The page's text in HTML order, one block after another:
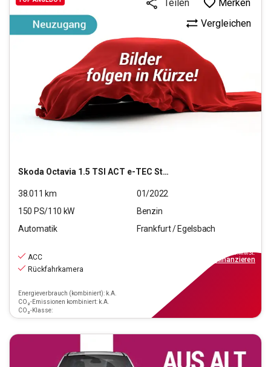
Skoda Octavia 1.5 TSI ACT e-TEC Style OPF (EURO 6d)
Vergleichen
Teilen Merken
38.011 km
01/2022
150 PS/110 kW
Benzin
Automatik
Frankfurt / Egelsbach
ACC
Rückfahrkamera
Energieverbrauch (kombiniert): k.A.
CO₂-Emissionen kombiniert: k.A.
CO₂-Klasse:
inkl.MwSt.
finanzieren